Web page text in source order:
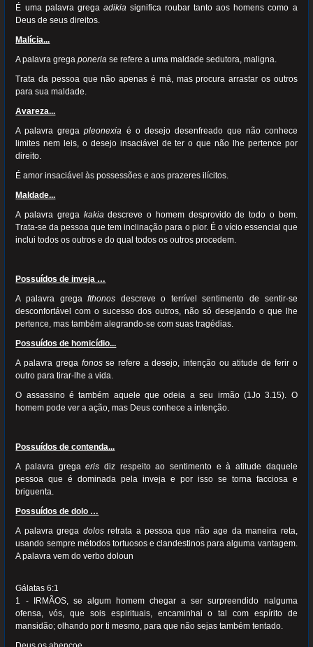
É uma palavra grega adikia significa roubar tanto aos homens como a
Deus de seus direitos.
Malícia...
A palavra gregaponeriase refere a uma maldade sedutora, maligna.
Trata da pessoa que não apenas é má, mas procura arrastar os outros
para sua maldade.
Avareza...
A palavra gregapleonexia é o desejo desenfreado que não conhece
limites nem leis, o desejo insaciável de ter o que não lhe pertence por
direito.
É amor insaciável às possessões e aos prazeres ilícitos.
Maldade...
A palavra grega kakiadescreve o homem desprovido de todo o bem.
Trata-se da pessoa que tem inclinação para o pior. É o vício essencial que
inclui todos os outros e do qual todos os outros procedem.
Possuídos de inveja …
A palavra gregafthonos descreve o terrível sentimento de sentir-se
desconfortável com o sucesso dos outros, não só desejando o que lhe
pertence, mas também alegrando-se com suas tragédias.
Possuídos de homicídio...
A palavra grega fonosse refere a desejo, intenção ou atitude de ferir o
outro para tirar-lhe a vida.
O assassino é também aquele que odeia a seu irmão (1Jo 3.15). O
homem pode ver a ação, mas Deus conhece a intenção.
Possuídos de contenda...
A palavra gregaerisdiz respeito ao sentimento e à atitude daquele
pessoa que é dominada pela inveja e por isso se torna facciosa e
briguenta.
Possuídos de dolo …
A palavra grega dolosretrata a pessoa que não age da maneira reta,
usando sempre métodos tortuosos e clandestinos para alguma vantagem.
A palavra vem do verbo doloun
Gálatas 6:1
1 - IRMÃOS, se algum homem chegar a ser surpreendido nalguma
ofensa, vós, que sois espirituais, encaminhai o tal com espírito de
mansidão; olhando por ti mesmo, para que não sejas também tentado.